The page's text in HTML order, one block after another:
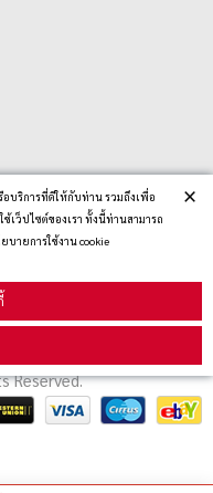
บริการที่ดีให้กับท่าน รวมถึงเพื่อ
ว็ปไซต์ของเรา ทั้งนี้ท่านสามารถ
ายการใช้งาน cookie
×
สาร
Reserved.